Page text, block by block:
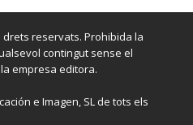
drets reservats. Prohibida la
contingut sense el
empresa editora.
e Imagen, SL de tots els